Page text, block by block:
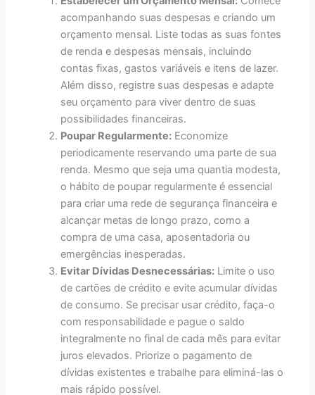
acompanhando suas despesas e criando um
orçamento mensal. Liste todas as suas fontes
de renda e despesas mensais, incluindo
contas fixas, gastos variáveis e itens de lazer.
Além disso, registre suas despesas e adapte
seu orçamento para viver dentro de suas
possibilidades financeiras.
Poupar Regularmente: Economize
periodicamente reservando uma parte de sua
renda. Mesmo que seja uma quantia modesta,
o hábito de poupar regularmente é essencial
para criar uma rede de segurança financeira e
alcançar metas de longo prazo, como a
compra de uma casa, aposentadoria ou
emergências inesperadas.
Evitar Dívidas Desnecessárias: Limite o uso
de cartões de crédito e evite acumular dívidas
de consumo. Se precisar usar crédito, faça-o
com responsabilidade e pague o saldo
integralmente no final de cada mês para evitar
juros elevados. Priorize o pagamento de
dívidas existentes e trabalhe para eliminá-las o
mais rápido possível.